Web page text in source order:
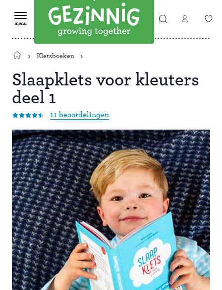
Terug
de
startpagina
Kletsboeken
Slaapklets voor kleuters
deel 1
11 beoordelingen
Save